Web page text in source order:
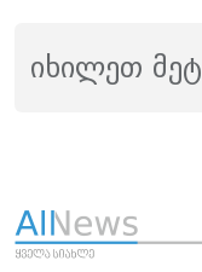
იხილეთ